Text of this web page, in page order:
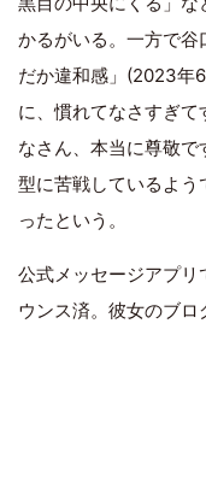
かるがいる。一方で
だか違和感」(2023年
に、慣れてなさすぎ
なさん、本当に尊敬
型に苦戦しているよ
ったという。
公式メッセージアプ
ウンス済。彼女のブロ